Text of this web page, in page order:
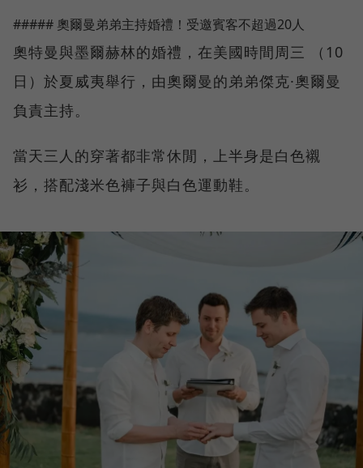
##### 奧爾曼弟弟主持婚禮！受邀賓客不超過20人
奧特曼與墨爾赫林的婚禮，在美國時間周三 （10
日）於夏威夷舉行，由奧爾曼的弟弟傑克·奧爾曼
負責主持。
當天三人的穿著都非常休閒，上半身是白色襯
衫，搭配淺米色褲子與白色運動鞋。